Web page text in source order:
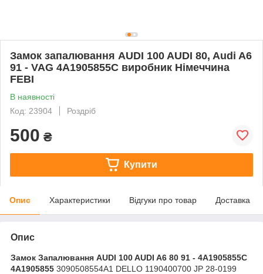
Замок запалювання AUDI 100 AUDI 80, Audi A6
91 - VAG 4A1905855C виробник Німеччина
FEBI
В наявності
Код: 23904
Роздріб
500 ₴
Купити
Опис Характеристики Відгуки про товар Доставка
Опис
Замок Запалювання AUDI 100 AUDI A6 80 91 - 4A1905855C
4A1905855 3090508554A1 DELLO 1190400700 JP 28-0199